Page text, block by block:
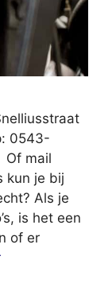
0543-
Of mail
kun je bij
Als je
is het een
of er